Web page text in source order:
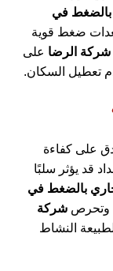
في
ضغط قوية
شركة الرضا على
تعطيل السكان.
على كفاءة
قد يؤثر سلبًا
بالضغط في
وتحرصشركة
النشاط